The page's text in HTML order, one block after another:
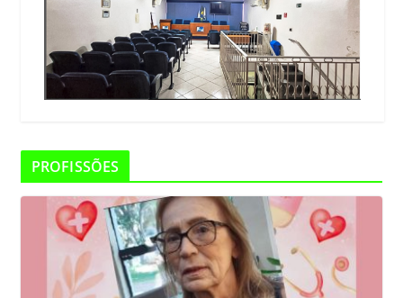
PROFISSÕES